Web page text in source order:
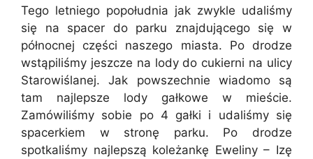
Tego letniego popołudnia jak zwykle udaliśmy
się na spacer do parku znajdującego się w
północnej części naszego miasta. Po drodze
wstąpiliśmy jeszcze na lody do cukierni na ulicy
Starowiślanej. Jak powszechnie wiadomo są
tam najlepsze lody gałkowe w mieście.
Zamówiliśmy sobie po 4 gałki i udaliśmy się
spacerkiem w stronę parku. Po drodze
spotkaliśmy najlepszą koleżankę Eweliny – Izę